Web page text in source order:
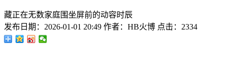
藏正在无数家庭围坐屏前的动容时辰
发布日期： 2026-01-01 20:49 作者： HB火博 点击： 2334